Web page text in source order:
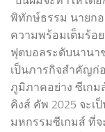
พิทักษ์ธรรม นายก
ความพร้อมเต็มร้อ
ฟุตบอลระดับนานา
เป็นภารกิจสำคัญก่
ภูมิภาคอย่าง ซีเกม
คิงส์ คัพ 2025 จะเ
มหกรรมซีเกมส์ ที่จ